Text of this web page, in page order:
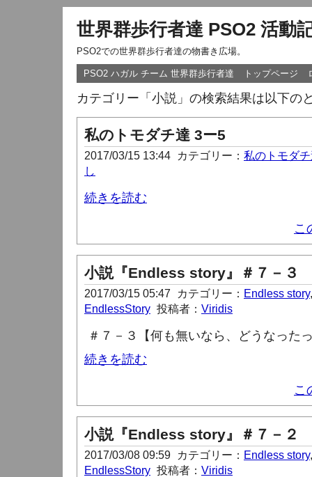
世界群歩行者達 PSO2 活動
PSO2での世界群歩行者達の物書き広場。
PSO2 ハガル チーム 世界群歩行者達 トップページ
カテゴリー「小説」の検索結果は以下の
私のトモダチ達 3ー5
2017/03/15 13:44 カテゴリー： 私のトモダ
し
続きを読む
こ
小説『Endless story』＃７－３
2017/03/15 05:47 カテゴリー： Endless story
EndlessStory 投稿者： Viridis
＃７－３【何も無いなら、どうなった
続きを読む
こ
小説『Endless story』＃７－２
2017/03/08 09:59 カテゴリー： Endless story
EndlessStory 投稿者： Viridis